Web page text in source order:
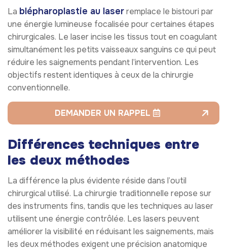
La blépharoplastie au laserremplace le bistouri par
une énergie lumineuse focalisée pour certaines étapes
chirurgicales. Le laser incise les tissus tout en coagulant
simultanément les petits vaisseaux sanguins ce qui peut
réduire les saignements pendant l’intervention. Les
objectifs restent identiques à ceux de la chirurgie
conventionnelle.
DEMANDER UN RAPPEL
Différences techniques entre
les deux méthodes
La différence la plus évidente réside dans l’outil
chirurgical utilisé. La chirurgie traditionnelle repose sur
des instruments fins, tandis que les techniques au laser
utilisent une énergie contrôlée. Les lasers peuvent
améliorer la visibilité en réduisant les saignements, mais
les deux méthodes exigent une précision anatomique